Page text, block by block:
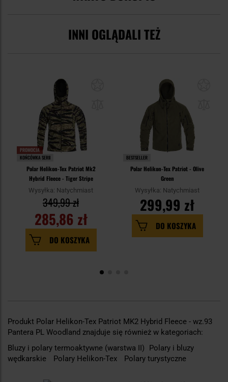
INNI OGLĄDALI TEŻ
PROMOCJA
KOŃCÓWKA SERII
Polar Helikon-Tex Patriot Mk2
Hybrid Fleece - Tiger Stripe
Wysyłka: Natychmiast
285,86 zł
349,99 zł
DO KOSZYKA
BESTSELLER
Polar Helikon-Tex Patriot - Olive
Green
Wysyłka: Natychmiast
299,99 zł
DO KOSZYKA
Produkt Polar Helikon-Tex Patriot MK2 Hybrid Fleece - wz.93
Pantera PL Woodland znajduje się również w kategoriach:
Bluzy i polary termoaktywne (warstwa II)
Polary i bluzy
wędkarskie
Polary Helikon-Tex Polary turystyczne